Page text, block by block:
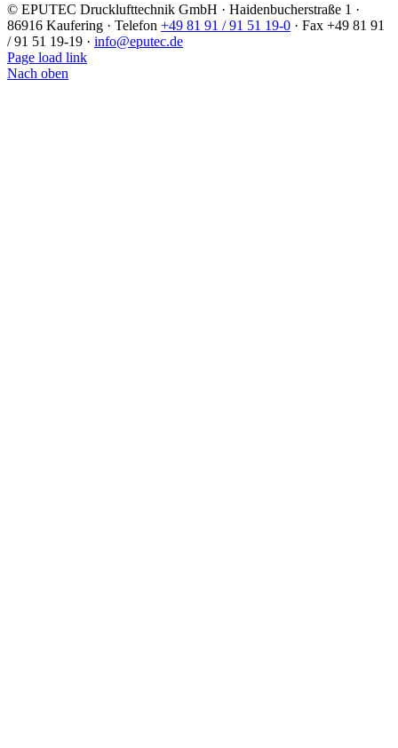
© EPUTEC Drucklufttechnik GmbH · Haidenbucherstraße 1 ·
86916 Kaufering · Telefon +49 81 91 / 91 51 19-0 · Fax +49 81 91
/ 91 51 19-19 · info@eputec.de
Page load link
Nach oben